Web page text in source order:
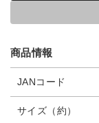
商品情報
JANコード
サイズ（約）